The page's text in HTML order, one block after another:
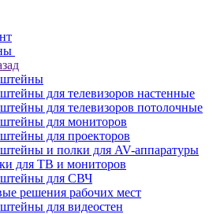
для телевизоров настенные
для телевизоров потолочные
для мониторов
для проекторов
и полки для AV-аппаратуры
для ТВ и мониторов
для СВЧ
решения рабочих мест
для видеостен